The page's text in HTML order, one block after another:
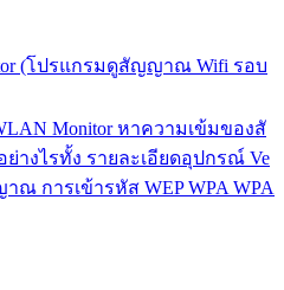
(โปรแกรมดูสัญญาณ Wifi รอบ
Monitor หาความเข้มของสั
างไรทั้ง รายละเอียดอุปกรณ์ Ve
การเข้ารหัส WEP WPA WPA